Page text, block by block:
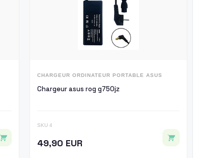
CHARGEUR ORDINATEUR PORTABLE ASUS
Chargeur asus rog g750jz
SKU 4
49,90 EUR